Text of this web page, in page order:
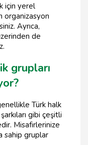
için yerel
organizasyon
Ayrıca,
de
grupları
Türk halk
gibi çeşitli
Misafirlerinize
sahip gruplar